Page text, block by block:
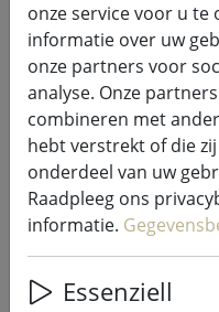
Home Keuken &
Zone
30 x 40cm
25% DISCOUNT
onze service voor u te
informatie over uw
onze partners voor
analyse. Onze
combineren met
hebt verstrekt of die
onderdeel van uw
Raadpleeg ons
informatie.
Essenziell